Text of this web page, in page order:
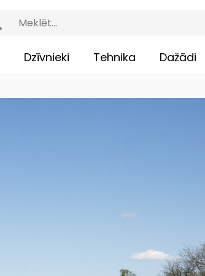
Dzīvnieki Tehnika Dažādi